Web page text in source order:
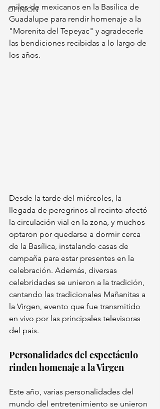
OPINIÓN
miles de mexicanos en la Basílica de
Guadalupe para rendir homenaje a la
"Morenita del Tepeyac" y agradecerle
las bendiciones recibidas a lo largo de
los años.
Desde la tarde del miércoles, la
llegada de peregrinos al recinto afectó
la circulación vial en la zona, y muchos
optaron por quedarse a dormir cerca
de la Basílica, instalando casas de
campaña para estar presentes en la
celebración. Además, diversas
celebridades se unieron a la tradición,
cantando las tradicionales Mañanitas a
la Virgen, evento que fue transmitido
en vivo por las principales televisoras
del país.
Personalidades del espectáculo
rinden homenaje a la Virgen
Este año, varias personalidades del
mundo del entretenimiento se unieron